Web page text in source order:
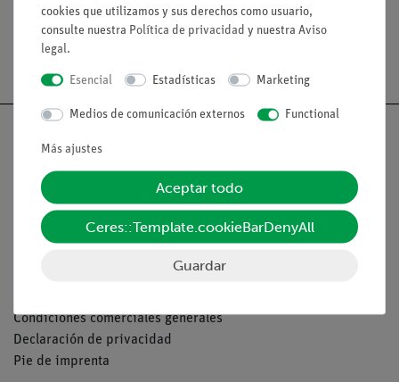
Nach oben
Aviso lega
Condiciones comerciales generales
Declaración de privacidad
Pie de imprenta
cookies que utilizamos y sus derechos como usuario,
consulte nuestra Política de privacidad y nuestra Aviso
legal.
Esencial Estadísticas Marketing
Medios de comunicación externos Functional
Más ajustes
Aceptar todo
Ceres::Template.cookieBarDenyAll
Guardar